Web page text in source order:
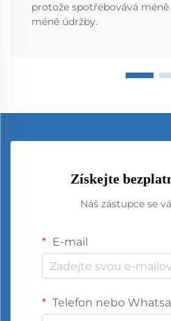
protože spotřebovává
méně údržby.
Získejte
Náš zástupce se
E-mail
Telefon nebo